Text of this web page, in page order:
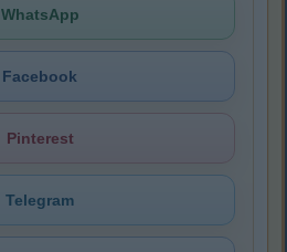
WhatsApp
Facebook
Pinterest
Telegram